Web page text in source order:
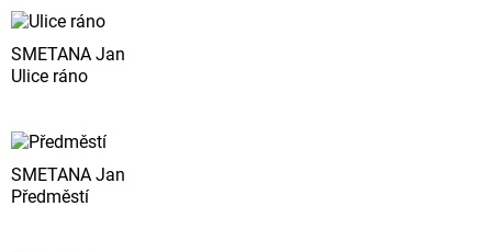
SMETANA Jan
Ulice ráno
SMETANA Jan
Předměstí